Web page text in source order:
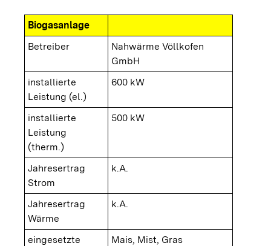
Biogasanlage
Betreiber
Nahwärme Völlkofen
GmbH
installierte
Leistung (el.)
600 kW
installierte
Leistung
(therm.)
500 kW
Jahresertrag
Strom
k.A.
Jahresertrag
Wärme
k.A.
eingesetzte
Mais, Mist, Gras